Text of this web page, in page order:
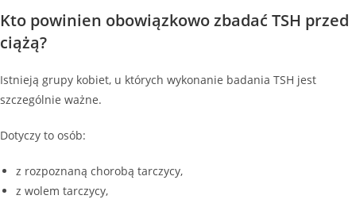
Kto powinien obowiązkowo zbadać TSH przed
ciążą?
Istnieją grupy kobiet, u których wykonanie badania TSH jest
szczególnie ważne.
Dotyczy to osób:
z rozpoznaną chorobą tarczycy,
z wolem tarczycy,